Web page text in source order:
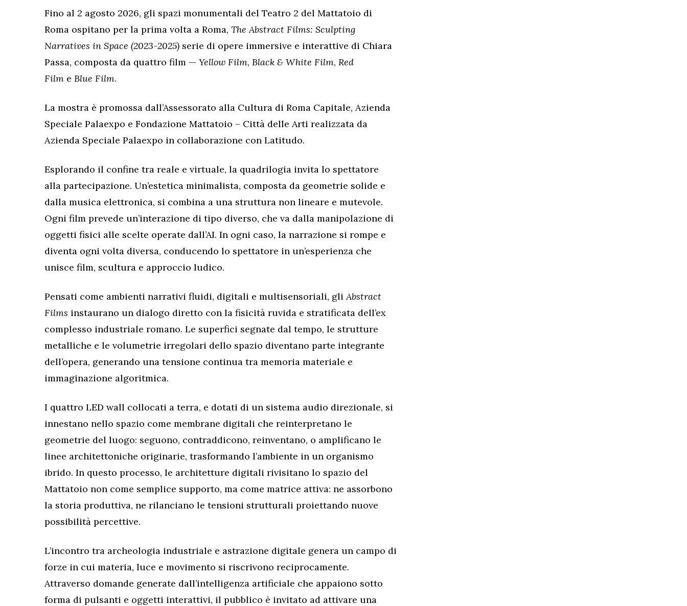
Fino al 2 agosto 2026, gli spazi monumentali del Teatro 2 del Mattatoio di
Roma ospitano per la prima volta a Roma, The Abstract Films: Sculpting
Narratives in Space (2023-2025) serie di opere immersive e interattive di Chiara
Passa, composta da quattro film — Yellow Film, Black & White Film, Red
Film e Blue Film.
La mostra è promossa dall’Assessorato alla Cultura di Roma Capitale, Azienda
Speciale Palaexpo e Fondazione Mattatoio – Città delle Arti realizzata da
Azienda Speciale Palaexpo in collaborazione con Latitudo.
Esplorando il confine tra reale e virtuale, la quadrilogia invita lo spettatore
alla partecipazione. Un’estetica minimalista, composta da geometrie solide e
dalla musica elettronica, si combina a una struttura non lineare e mutevole.
Ogni film prevede un’interazione di tipo diverso, che va dalla manipolazione di
oggetti fisici alle scelte operate dall’AI. In ogni caso, la narrazione si rompe e
diventa ogni volta diversa, conducendo lo spettatore in un’esperienza che
unisce film, scultura e approccio ludico.
Pensati come ambienti narrativi fluidi, digitali e multisensoriali, gliAbstract
Films instaurano un dialogo diretto con la fisicità ruvida e stratificata dell’ex
complesso industriale romano. Le superfici segnate dal tempo, le strutture
metalliche e le volumetrie irregolari dello spazio diventano parte integrante
dell’opera, generando una tensione continua tra memoria materiale e
immaginazione algoritmica.
I quattro LED wall collocati a terra, e dotati di un sistema audio direzionale, si
innestano nello spazio come membrane digitali che reinterpretano le
geometrie del luogo: seguono, contraddicono, reinventano, o amplificano le
linee architettoniche originarie, trasformando l’ambiente in un organismo
ibrido. In questo processo, le architetture digitali rivisitano lo spazio del
Mattatoio non come semplice supporto, ma come matrice attiva: ne assorbono
la storia produttiva, ne rilanciano le tensioni strutturali proiettando nuove
possibilità percettive.
L’incontro tra archeologia industriale e astrazione digitale genera un campo di
forze in cui materia, luce e movimento si riscrivono reciprocamente.
Attraverso domande generate dall’intelligenza artificiale che appaiono sotto
forma di pulsanti e oggetti interattivi, il pubblico è invitato ad attivare una